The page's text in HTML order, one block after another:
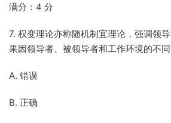
满分：4 分
7. 权变理论亦称随机制宜理论，强调领
果因领导者、被领导者和工作环境的不
A. 错误
B. 正确